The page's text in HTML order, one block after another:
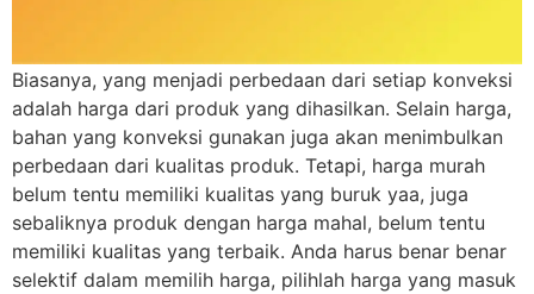
Biasanya, yang menjadi perbedaan dari setiap konveksi
adalah harga dari produk yang dihasilkan. Selain harga,
bahan yang konveksi gunakan juga akan menimbulkan
perbedaan dari kualitas produk. Tetapi, harga murah
belum tentu memiliki kualitas yang buruk yaa, juga
sebaliknya produk dengan harga mahal, belum tentu
memiliki kualitas yang terbaik. Anda harus benar benar
selektif dalam memilih harga, pilihlah harga yang masuk